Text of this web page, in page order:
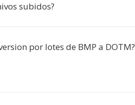
subidos?
por lotes de BMP a DOTM?